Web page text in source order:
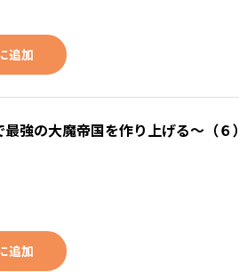
追加
強の大魔帝国を作り上げる～（６）
追加